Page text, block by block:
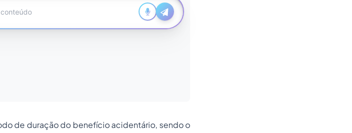
de duração do benefício acidentário, sendo o